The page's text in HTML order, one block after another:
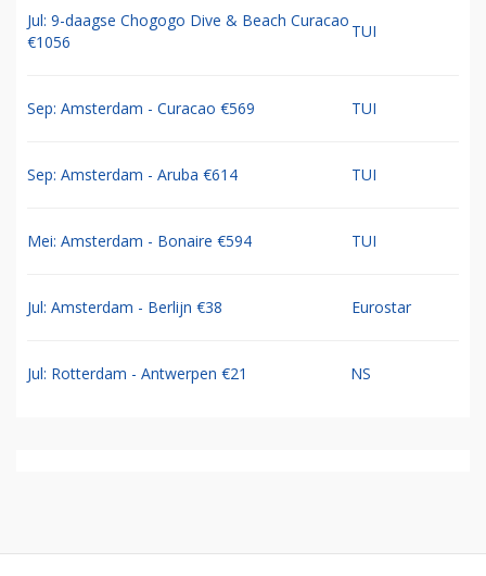
Jul: 9-daagse Chogogo Dive & Beach Curacao
€1056
TUI
Sep: Amsterdam - Curacao €569 TUI
Sep: Amsterdam - Aruba €614 TUI
Mei: Amsterdam - Bonaire €594 TUI
Jul: Amsterdam - Berlijn €38 Eurostar
Jul: Rotterdam - Antwerpen €21 NS